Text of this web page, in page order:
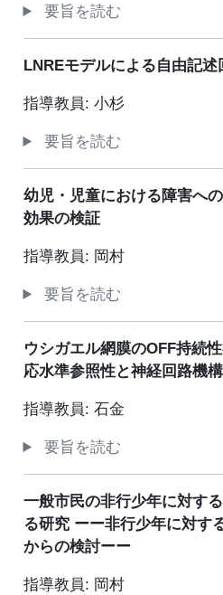
要旨を読む
LNREモデルによる自由記述
指導教員: 小杉
要旨を読む
幼児・児童における障害へ
効果の検証
指導教員: 岡村
要旨を読む
ウシガエル網膜のOFF持続
応水準参照性と神経回路機構
指導教員: 石金
要旨を読む
一般市民の非行少年に対す
る研究 ーー非行少年に対す
からの検討ーー
指導教員: 岡村